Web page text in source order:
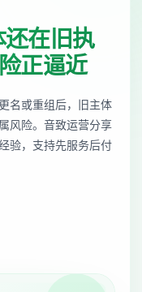
在旧执
正逼近
名或重组后，旧主体
风险。音致运营分享
验，支持先服务后付